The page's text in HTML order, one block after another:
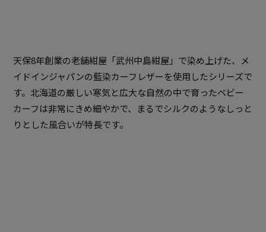
天保8年創業の老舗紺屋「武州中島紺屋」で染め上げた、メ
イドインジャパンの藍染カーフレザーを使用したシリーズで
す。北海道の厳しい寒気と広大な自然の中で育ったベビー
カーフは非常にきめ細やかで、まるでシルクのようなしっと
りとした風合いが特長です。